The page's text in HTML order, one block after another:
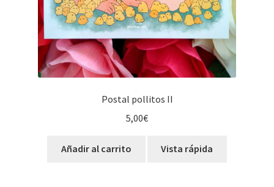
Postal pollitos II
5,00€
Añadir al carrito Vista rápida